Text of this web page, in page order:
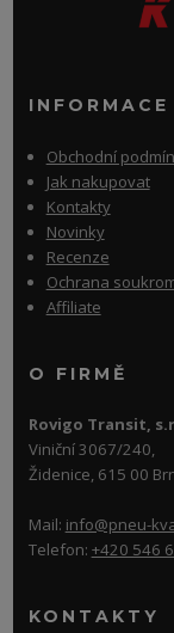
INFORMACE
Obchodní
Jak nakupovat
Kontakty
Novinky
Recenze
Ochrana
Affiliate
O FIRMĚ
Rovigo Transit,
Viniční 3067/240,
Židenice, 615 00
Mail: info@pneu-
Telefon: +420 546
KONTAKTY